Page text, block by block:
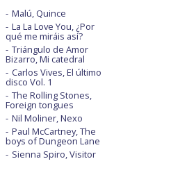
Malú, Quince
La La Love You, ¿Por
qué me miráis así?
Triángulo de Amor
Bizarro, Mi catedral
Carlos Vives, El último
disco Vol. 1
The Rolling Stones,
Foreign tongues
Nil Moliner, Nexo
Paul McCartney, The
boys of Dungeon Lane
Sienna Spiro, Visitor